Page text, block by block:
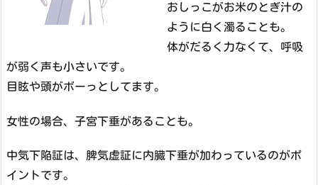
おしっこがお米のとぎ汁の
ように白く濁ることも。
体がだるく力なくて、呼吸
が弱く声も小さいです。
目眩や頭がボーっとしてます。
女性の場合、子宮下垂があることも。
中気下陥証は、脾気虚証に内臓下垂が加わっているのがポ
イントです。